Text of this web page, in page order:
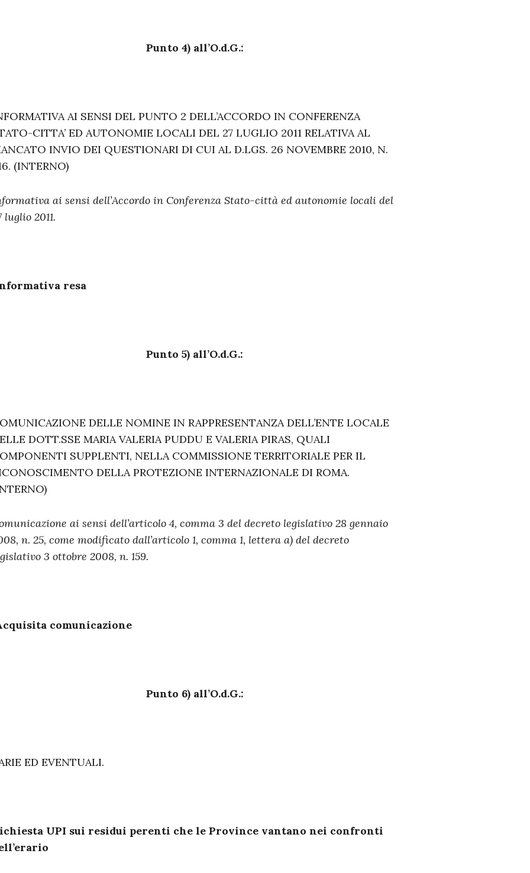
Punto 4) all’O.d.G.:
AI SENSI DEL PUNTO 2 DELL’ACCORDO IN CONFERENZA
CITTA’ ED AUTONOMIE LOCALI DEL 27 LUGLIO 2011 RELATIVA AL
INVIO DEI QUESTIONARI DI CUI AL D.LGS. 26 NOVEMBRE 2010, N.
(INTERNO)
ai sensi dell’Accordo in Conferenza Stato-città ed autonomie locali del
luglio 2011.
resa
Punto 5) all’O.d.G.:
DELLE NOMINE IN RAPPRESENTANZA DELL’ENTE LOCALE
DOTT.SSE MARIA VALERIA PUDDU E VALERIA PIRAS, QUALI
SUPPLENTI, NELLA COMMISSIONE TERRITORIALE PER IL
DELLA PROTEZIONE INTERNAZIONALE DI ROMA.
ai sensi dell’articolo 4, comma 3 del decreto legislativo 28 gennaio
n. 25, come modificato dall’articolo 1, comma 1, lettera a) del decreto
3 ottobre 2008, n. 159.
comunicazione
Punto 6) all’O.d.G.:
ED EVENTUALI.
UPI sui residui perenti che le Province vantano nei confronti